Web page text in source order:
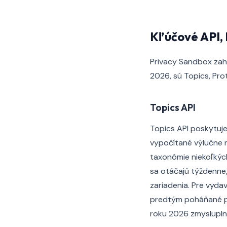
Kľúčové
Privacy Sandbox
2026, sú Topics,
Topics API
Topics API
vypočítané výlučne
taxonómie
sa otáčajú
zariadenia. Pre
predtým poháňané
roku 2026